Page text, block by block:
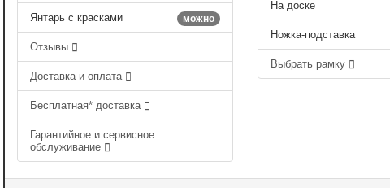
можно
Янтарь с красками
Отзывы
Доставка и оплата
Бесплатная* доставка
Гарантийное и сервисное
обслуживание
На доске
Ножка-подставка
Выбрать рамку